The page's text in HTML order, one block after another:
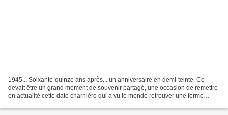
1945... Soixante-quinze ans après... un anniversaire en demi-teinte. Ce
devait être un grand moment de souvenir partagé, une occasion de remettre
en actualité cette date charnière qui a vu le monde retrouver une forme